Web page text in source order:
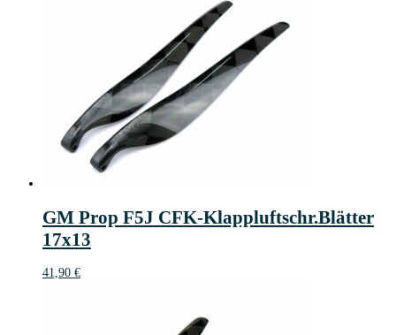
GM Prop F5J CFK-Klappluftschr.Blätter
17x13
41,90 €